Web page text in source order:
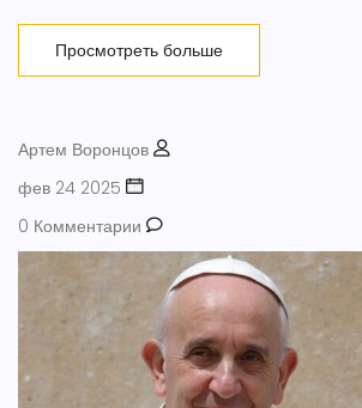
Просмотреть больше
Артем Воронцов
фев 24 2025
0 Комментарии